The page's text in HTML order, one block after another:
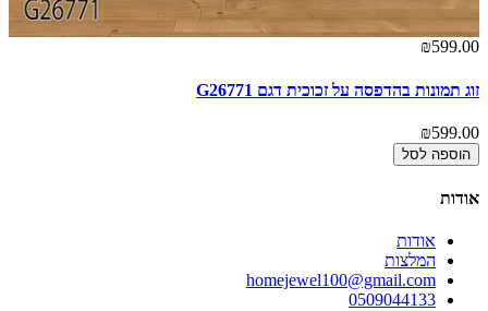
₪599.00
זוג תמונות בהדפסה על זכוכית דגם G26771
₪599.00
הוספה לסל
אודות
אודות
המלצות
homejewel100@gmail.com
0509044133